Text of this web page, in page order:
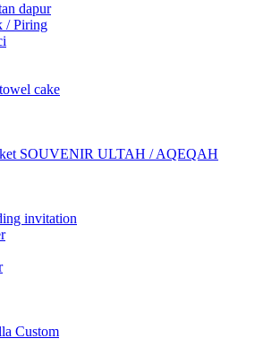
dapur
/ Piring
cake
SOUVENIR ULTAH / AQEQAH
invitation
Custom